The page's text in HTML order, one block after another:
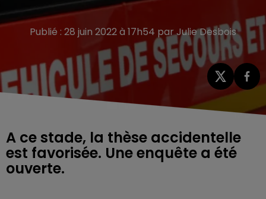
Publié : 28 juin 2022 à 17h54 par Julie Desbois
A ce stade, la thèse accidentelle
est favorisée. Une enquête a été
ouverte.